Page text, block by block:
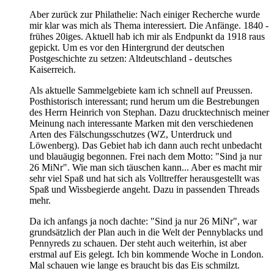
Aber zurück zur Philathelie: Nach einiger Recherche wurde
mir klar was mich als Thema interessiert. Die Anfänge. 1840 -
frühes 20iges. Aktuell hab ich mir als Endpunkt da 1918 raus
gepickt. Um es vor den Hintergrund der deutschen
Postgeschichte zu setzen: Altdeutschland - deutsches
Kaiserreich.
Als aktuelle Sammelgebiete kam ich schnell auf Preussen.
Posthistorisch interessant; rund herum um die Bestrebungen
des Herrn Heinrich von Stephan. Dazu drucktechnisch meiner
Meinung nach interessante Marken mit den verschiedenen
Arten des Fälschungsschutzes (WZ, Unterdruck und
Löwenberg). Das Gebiet hab ich dann auch recht unbedacht
und blauäugig begonnen. Frei nach dem Motto: "Sind ja nur
26 MiNr". Wie man sich täuschen kann... Aber es macht mir
sehr viel Spaß und hat sich als Volltreffer herausgestellt was
Spaß und Wissbegierde angeht. Dazu in passenden Threads
mehr.
Da ich anfangs ja noch dachte: "Sind ja nur 26 MiNr", war
grundsätzlich der Plan auch in die Welt der Pennyblacks und
Pennyreds zu schauen. Der steht auch weiterhin, ist aber
erstmal auf Eis gelegt. Ich bin kommende Woche in London.
Mal schauen wie lange es braucht bis das Eis schmilzt.